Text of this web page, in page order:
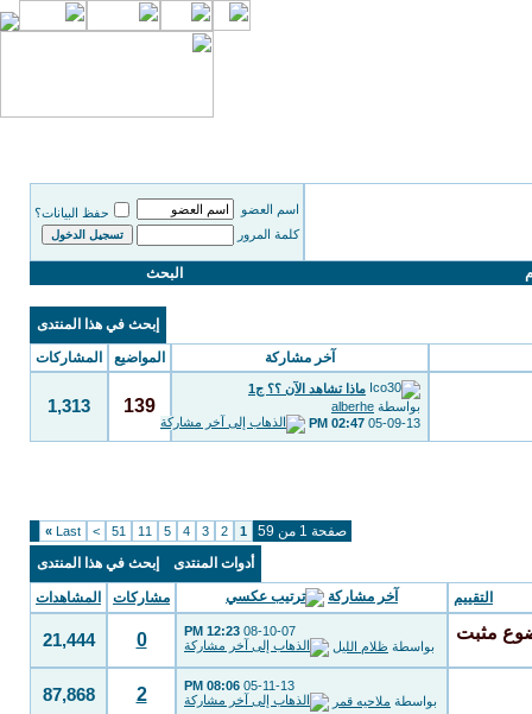
اسم العضو
حفظ البيانات؟
كلمة المرور
البحث
إبحث في هذا المنتدى
آخر مشاركة المواضيع المشاركات
ماذا تشاهد الآن ؟؟ ج1
بواسطة alberhe
05-09-13
02:47 PM
139
1,313
صفحة 1 من 59 1
2
3
4
5
11
51
>
Last
»
أدوات المنتدى إبحث في هذا المنتدى
التقييم آخر مشاركة مشاركات المشاهدات
08-10-07
12:23 PM
بواسطة ظلام الليل 0
21,444
05-11-13
08:06 PM
بواسطة ملاحيه قمر 2
87,868